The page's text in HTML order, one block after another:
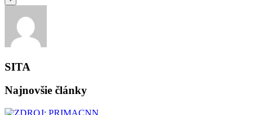
SITA
Najnovšie články